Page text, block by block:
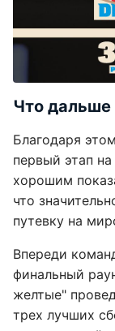
Что
Благодаря
первый этап
хорошим
что
путевку на
Впереди
финальный
желтые"
трех лучших